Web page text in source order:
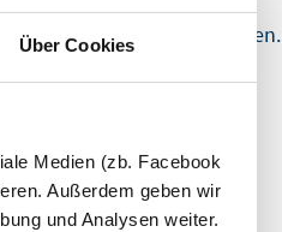
Über Cookies
Medien (zb. Facebook
Außerdem geben wir
und Analysen weiter.
nicht begünstigt werden.